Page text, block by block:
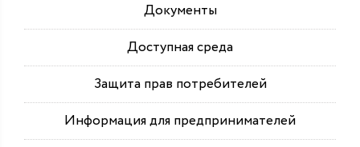
Документы
Доступная среда
Защита прав потребителей
Информация для предпринимателей